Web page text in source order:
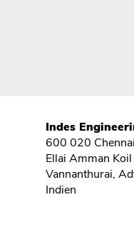
Indes
600 020 Chennai
Ellai Amman
Vannanthurai,
Indien